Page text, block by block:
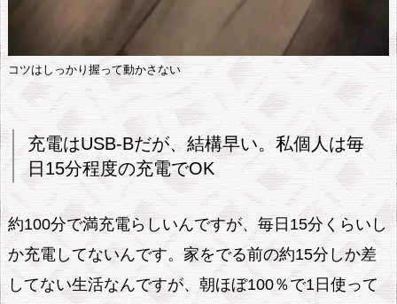
コツはしっかり握って動かさない
充電はUSB-Bだが、結構早い。私個人は毎
日15分程度の充電でOK
約100分で満充電らしいんですが、毎日15分くらいし
か充電してないんです。家をでる前の約15分しか差
してない生活なんですが、朝ほぼ100％で1日使って